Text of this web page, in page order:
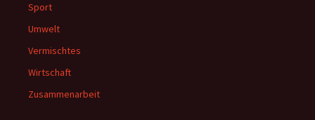
Sport
Umwelt
Vermischtes
Wirtschaft
Zusammenarbeit